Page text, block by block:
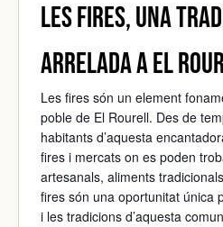
Les fires, una
arrelada a El
Les fires són un element
poble de El Rourell. Des de
habitants d’aquesta
fires i mercats on es poden
artesanals, aliments
fires són una oportunitat única
i les tradicions d’aquesta